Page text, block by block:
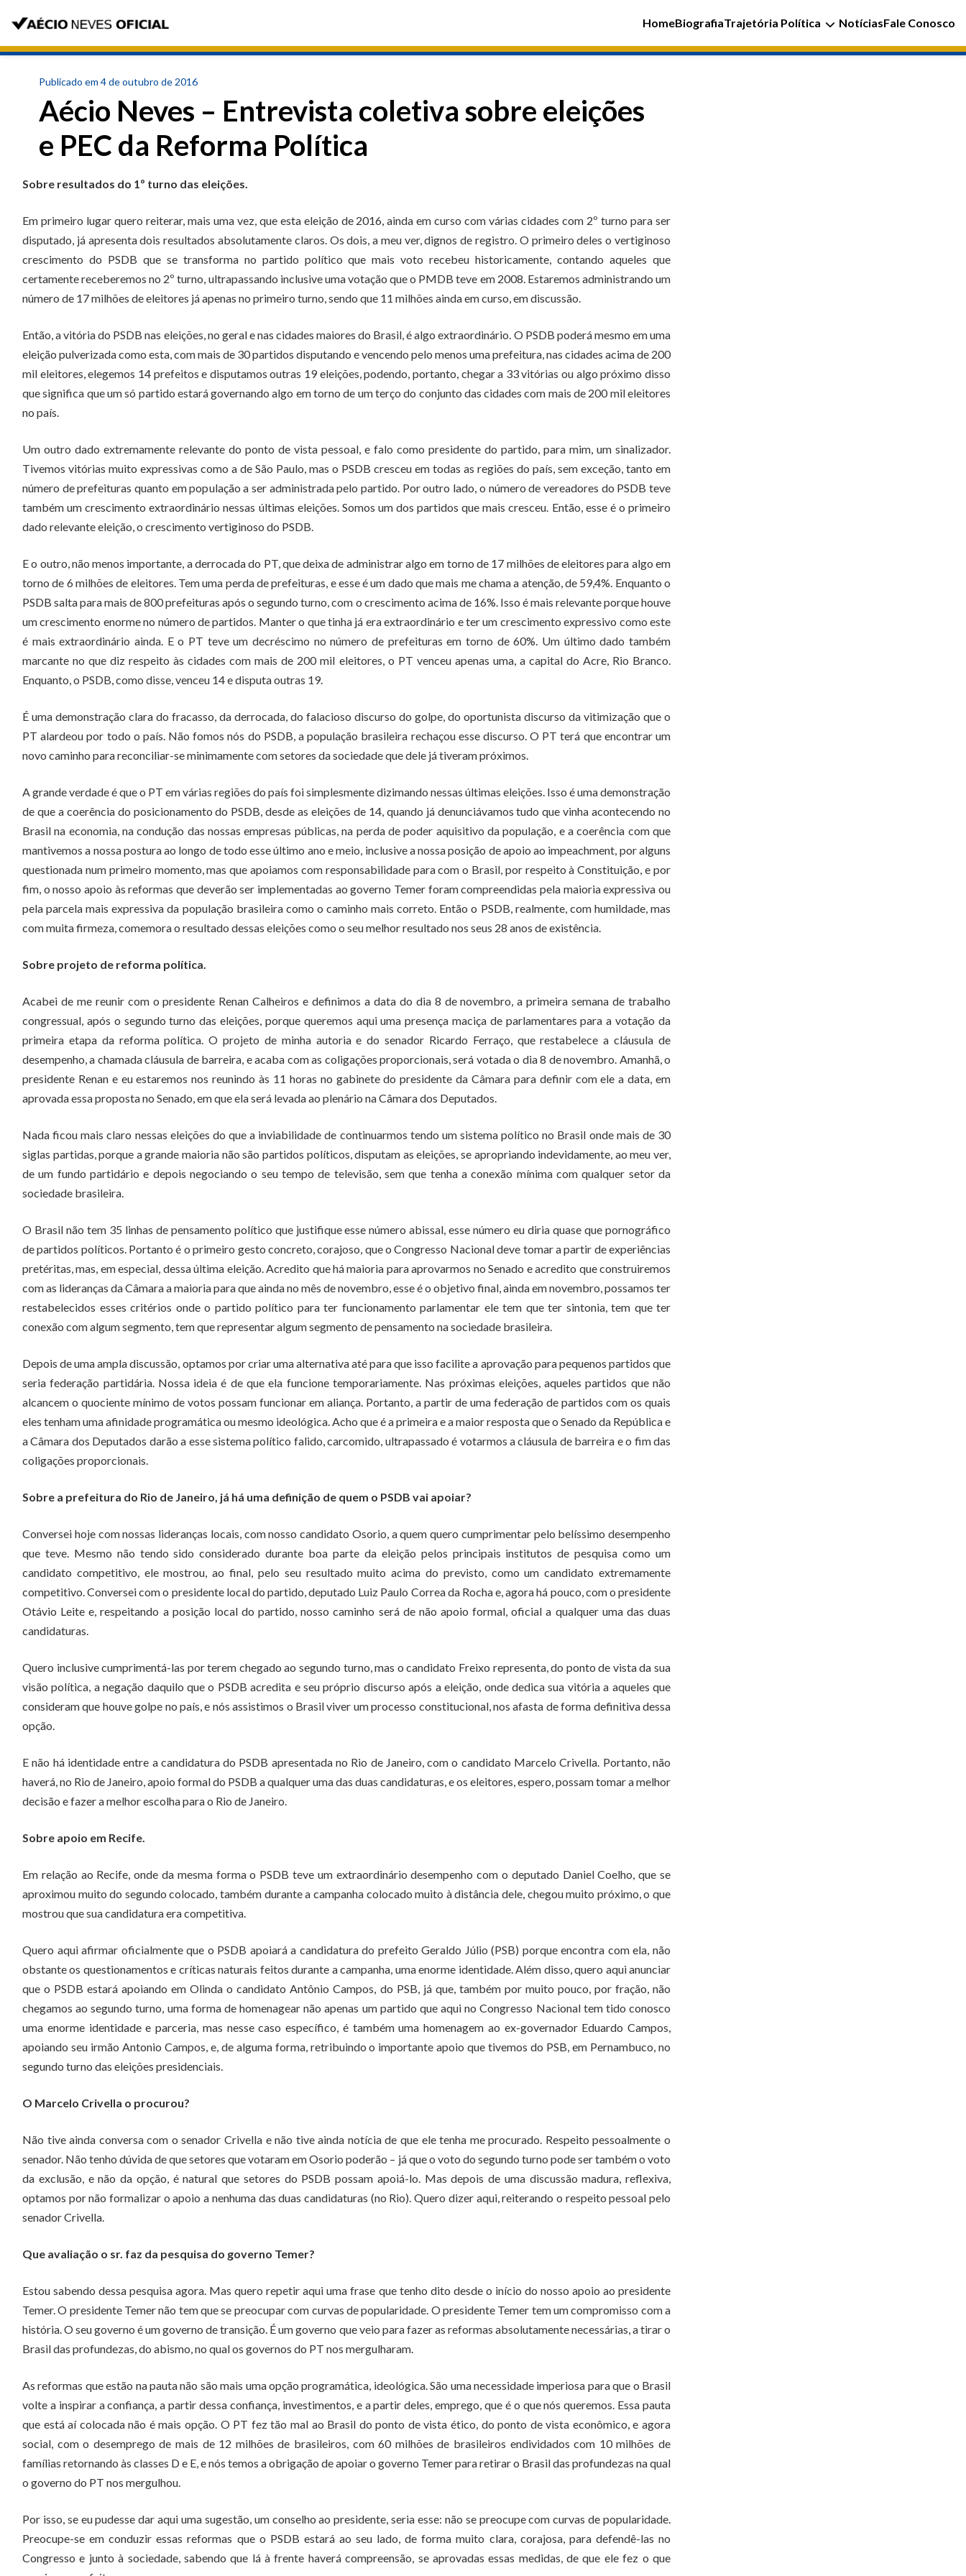
HomeBiografiaTrajetória Política NotíciasFale Conosco
Publicado em 4 de outubro de 2016
Aécio Neves – Entrevista coletiva sobre eleições
e PEC da Reforma Política
Sobre resultados do 1º turno das eleições.
Em primeiro lugar quero reiterar, mais uma vez, que esta eleição de 2016, ainda em curso com várias cidades com 2º turno para ser
disputado, já apresenta dois resultados absolutamente claros. Os dois, a meu ver, dignos de registro. O primeiro deles o vertiginoso
crescimento do PSDB que se transforma no partido político que mais voto recebeu historicamente, contando aqueles que
certamente receberemos no 2º turno, ultrapassando inclusive uma votação que o PMDB teve em 2008. Estaremos administrando um
número de 17 milhões de eleitores já apenas no primeiro turno, sendo que 11 milhões ainda em curso, em discussão.
Então, a vitória do PSDB nas eleições, no geral e nas cidades maiores do Brasil, é algo extraordinário. O PSDB poderá mesmo em uma
eleição pulverizada como esta, com mais de 30 partidos disputando e vencendo pelo menos uma prefeitura, nas cidades acima de 200
mil eleitores, elegemos 14 prefeitos e disputamos outras 19 eleições, podendo, portanto, chegar a 33 vitórias ou algo próximo disso
que significa que um só partido estará governando algo em torno de um terço do conjunto das cidades com mais de 200 mil eleitores
no país.
Um outro dado extremamente relevante do ponto de vista pessoal, e falo como presidente do partido, para mim, um sinalizador.
Tivemos vitórias muito expressivas como a de São Paulo, mas o PSDB cresceu em todas as regiões do país, sem exceção, tanto em
número de prefeituras quanto em população a ser administrada pelo partido. Por outro lado, o número de vereadores do PSDB teve
também um crescimento extraordinário nessas últimas eleições. Somos um dos partidos que mais cresceu. Então, esse é o primeiro
dado relevante eleição, o crescimento vertiginoso do PSDB.
E o outro, não menos importante, a derrocada do PT, que deixa de administrar algo em torno de 17 milhões de eleitores para algo em
torno de 6 milhões de eleitores. Tem uma perda de prefeituras, e esse é um dado que mais me chama a atenção, de 59,4%. Enquanto o
PSDB salta para mais de 800 prefeituras após o segundo turno, com o crescimento acima de 16%. Isso é mais relevante porque houve
um crescimento enorme no número de partidos. Manter o que tinha já era extraordinário e ter um crescimento expressivo como este
é mais extraordinário ainda. E o PT teve um decréscimo no número de prefeituras em torno de 60%. Um último dado também
marcante no que diz respeito às cidades com mais de 200 mil eleitores, o PT venceu apenas uma, a capital do Acre, Rio Branco.
Enquanto, o PSDB, como disse, venceu 14 e disputa outras 19.
É uma demonstração clara do fracasso, da derrocada, do falacioso discurso do golpe, do oportunista discurso da vitimização que o
PT alardeou por todo o país. Não fomos nós do PSDB, a população brasileira rechaçou esse discurso. O PT terá que encontrar um
novo caminho para reconciliar-se minimamente com setores da sociedade que dele já tiveram próximos.
A grande verdade é que o PT em várias regiões do país foi simplesmente dizimando nessas últimas eleições. Isso é uma demonstração
de que a coerência do posicionamento do PSDB, desde as eleições de 14, quando já denunciávamos tudo que vinha acontecendo no
Brasil na economia, na condução das nossas empresas públicas, na perda de poder aquisitivo da população, e a coerência com que
mantivemos a nossa postura ao longo de todo esse último ano e meio, inclusive a nossa posição de apoio ao impeachment, por alguns
questionada num primeiro momento, mas que apoiamos com responsabilidade para com o Brasil, por respeito à Constituição, e por
fim, o nosso apoio às reformas que deverão ser implementadas ao governo Temer foram compreendidas pela maioria expressiva ou
pela parcela mais expressiva da população brasileira como o caminho mais correto. Então o PSDB, realmente, com humildade, mas
com muita firmeza, comemora o resultado dessas eleições como o seu melhor resultado nos seus 28 anos de existência.
Sobre projeto de reforma política.
Acabei de me reunir com o presidente Renan Calheiros e definimos a data do dia 8 de novembro, a primeira semana de trabalho
congressual, após o segundo turno das eleições, porque queremos aqui uma presença maciça de parlamentares para a votação da
primeira etapa da reforma política. O projeto de minha autoria e do senador Ricardo Ferraço, que restabelece a cláusula de
desempenho, a chamada cláusula de barreira, e acaba com as coligações proporcionais, será votada o dia 8 de novembro. Amanhã, o
presidente Renan e eu estaremos nos reunindo às 11 horas no gabinete do presidente da Câmara para definir com ele a data, em
aprovada essa proposta no Senado, em que ela será levada ao plenário na Câmara dos Deputados.
Nada ficou mais claro nessas eleições do que a inviabilidade de continuarmos tendo um sistema político no Brasil onde mais de 30
siglas partidas, porque a grande maioria não são partidos políticos, disputam as eleições, se apropriando indevidamente, ao meu ver,
de um fundo partidário e depois negociando o seu tempo de televisão, sem que tenha a conexão mínima com qualquer setor da
sociedade brasileira.
O Brasil não tem 35 linhas de pensamento político que justifique esse número abissal, esse número eu diria quase que pornográfico
de partidos políticos. Portanto é o primeiro gesto concreto, corajoso, que o Congresso Nacional deve tomar a partir de experiências
pretéritas, mas, em especial, dessa última eleição. Acredito que há maioria para aprovarmos no Senado e acredito que construiremos
com as lideranças da Câmara a maioria para que ainda no mês de novembro, esse é o objetivo final, ainda em novembro, possamos ter
restabelecidos esses critérios onde o partido político para ter funcionamento parlamentar ele tem que ter sintonia, tem que ter
conexão com algum segmento, tem que representar algum segmento de pensamento na sociedade brasileira.
Depois de uma ampla discussão, optamos por criar uma alternativa até para que isso facilite a aprovação para pequenos partidos que
seria federação partidária. Nossa ideia é de que ela funcione temporariamente. Nas próximas eleições, aqueles partidos que não
alcancem o quociente mínimo de votos possam funcionar em aliança. Portanto, a partir de uma federação de partidos com os quais
eles tenham uma afinidade programática ou mesmo ideológica. Acho que é a primeira e a maior resposta que o Senado da República e
a Câmara dos Deputados darão a esse sistema político falido, carcomido, ultrapassado é votarmos a cláusula de barreira e o fim das
coligações proporcionais.
Sobre a prefeitura do Rio de Janeiro, já há uma definição de quem o PSDB vai apoiar?
Conversei hoje com nossas lideranças locais, com nosso candidato Osorio, a quem quero cumprimentar pelo belíssimo desempenho
que teve. Mesmo não tendo sido considerado durante boa parte da eleição pelos principais institutos de pesquisa como um
candidato competitivo, ele mostrou, ao final, pelo seu resultado muito acima do previsto, como um candidato extremamente
competitivo. Conversei com o presidente local do partido, deputado Luiz Paulo Correa da Rocha e, agora há pouco, com o presidente
Otávio Leite e, respeitando a posição local do partido, nosso caminho será de não apoio formal, oficial a qualquer uma das duas
candidaturas.
Quero inclusive cumprimentá-las por terem chegado ao segundo turno, mas o candidato Freixo representa, do ponto de vista da sua
visão política, a negação daquilo que o PSDB acredita e seu próprio discurso após a eleição, onde dedica sua vitória a aqueles que
consideram que houve golpe no país, e nós assistimos o Brasil viver um processo constitucional, nos afasta de forma definitiva dessa
opção.
E não há identidade entre a candidatura do PSDB apresentada no Rio de Janeiro, com o candidato Marcelo Crivella. Portanto, não
haverá, no Rio de Janeiro, apoio formal do PSDB a qualquer uma das duas candidaturas, e os eleitores, espero, possam tomar a melhor
decisão e fazer a melhor escolha para o Rio de Janeiro.
Sobre apoio em Recife.
Em relação ao Recife, onde da mesma forma o PSDB teve um extraordinário desempenho com o deputado Daniel Coelho, que se
aproximou muito do segundo colocado, também durante a campanha colocado muito à distância dele, chegou muito próximo, o que
mostrou que sua candidatura era competitiva.
Quero aqui afirmar oficialmente que o PSDB apoiará a candidatura do prefeito Geraldo Júlio (PSB) porque encontra com ela, não
obstante os questionamentos e críticas naturais feitos durante a campanha, uma enorme identidade. Além disso, quero aqui anunciar
que o PSDB estará apoiando em Olinda o candidato Antônio Campos, do PSB, já que, também por muito pouco, por fração, não
chegamos ao segundo turno, uma forma de homenagear não apenas um partido que aqui no Congresso Nacional tem tido conosco
uma enorme identidade e parceria, mas nesse caso específico, é também uma homenagem ao ex-governador Eduardo Campos,
apoiando seu irmão Antonio Campos, e, de alguma forma, retribuindo o importante apoio que tivemos do PSB, em Pernambuco, no
segundo turno das eleições presidenciais.
O Marcelo Crivella o procurou?
Não tive ainda conversa com o senador Crivella e não tive ainda notícia de que ele tenha me procurado. Respeito pessoalmente o
senador. Não tenho dúvida de que setores que votaram em Osorio poderão – já que o voto do segundo turno pode ser também o voto
da exclusão, e não da opção, é natural que setores do PSDB possam apoiá-lo. Mas depois de uma discussão madura, reflexiva,
optamos por não formalizar o apoio a nenhuma das duas candidaturas (no Rio). Quero dizer aqui, reiterando o respeito pessoal pelo
senador Crivella.
Que avaliação o sr. faz da pesquisa do governo Temer?
Estou sabendo dessa pesquisa agora. Mas quero repetir aqui uma frase que tenho dito desde o início do nosso apoio ao presidente
Temer. O presidente Temer não tem que se preocupar com curvas de popularidade. O presidente Temer tem um compromisso com a
história. O seu governo é um governo de transição. É um governo que veio para fazer as reformas absolutamente necessárias, a tirar o
Brasil das profundezas, do abismo, no qual os governos do PT nos mergulharam.
As reformas que estão na pauta não são mais uma opção programática, ideológica. São uma necessidade imperiosa para que o Brasil
volte a inspirar a confiança, a partir dessa confiança, investimentos, e a partir deles, emprego, que é o que nós queremos. Essa pauta
que está aí colocada não é mais opção. O PT fez tão mal ao Brasil do ponto de vista ético, do ponto de vista econômico, e agora
social, com o desemprego de mais de 12 milhões de brasileiros, com 60 milhões de brasileiros endividados com 10 milhões de
famílias retornando às classes D e E, e nós temos a obrigação de apoiar o governo Temer para retirar o Brasil das profundezas na qual
o governo do PT nos mergulhou.
Por isso, se eu pudesse dar aqui uma sugestão, um conselho ao presidente, seria esse: não se preocupe com curvas de popularidade.
Preocupe-se em conduzir essas reformas que o PSDB estará ao seu lado, de forma muito clara, corajosa, para defendê-las no
Congresso e junto à sociedade, sabendo que lá à frente haverá compreensão, se aprovadas essas medidas, de que ele fez o que